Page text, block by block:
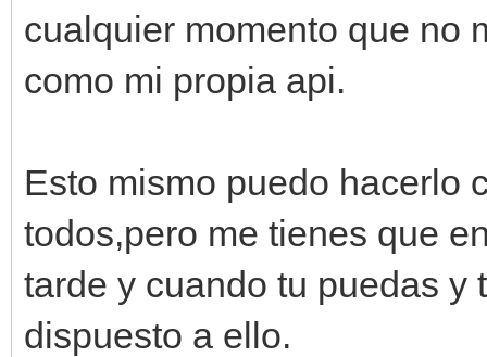
cualquier momento que no
como mi propia api.
Esto mismo puedo hacerlo
todos,pero me tienes que
tarde y cuando tu puedas y
dispuesto a ello.